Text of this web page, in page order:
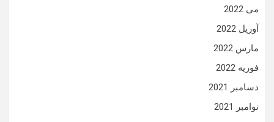
می 2022
آوریل 2022
مارس 2022
فوریه 2022
دسامبر 2021
نوامبر 2021